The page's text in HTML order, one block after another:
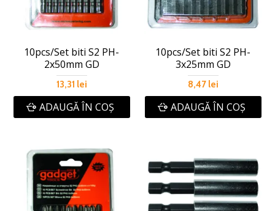
10pcs/Set biti S2 PH-
2x50mm GD
13,31 lei
ADAUGĂ ÎN COŞ
10pcs/Set biti S2 PH-
3x25mm GD
8,47 lei
ADAUGĂ ÎN COŞ